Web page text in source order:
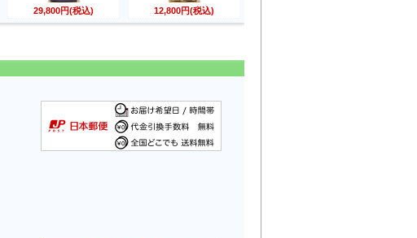
29,800円(税込) 12,800円(税込)